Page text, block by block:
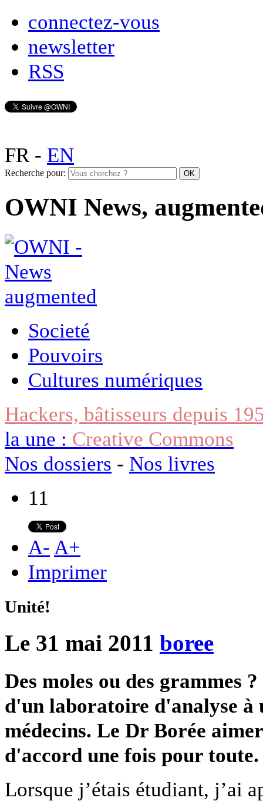
connectez-vous
newsletter
RSS
FR- EN
Recherche pour:
OWNI News,
Societé
Pouvoirs
Cultures numériques
Hackers, bâtisseurs depuis
la une : Creative Commons
Nos dossiers - Nos livres
11
A- A+
Imprimer
Unité!
Le 31 mai 2011 boree
Des moles ou des grammes
d'un laboratoire d'analyse à
médecins. Le Dr Borée
d'accord une fois pour toute.
Lorsque j’étais étudiant, j’ai